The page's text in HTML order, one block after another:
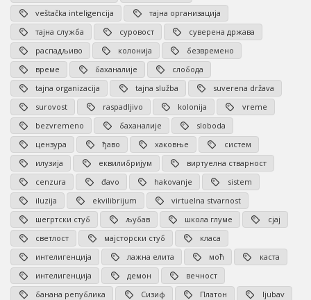
veštačka inteligencija
тајна организација
тајна служба
суровост
суверена држава
распадљиво
колонија
безвремено
време
баханалије
слобода
tajna organizacija
tajna služba
suverena država
surovost
raspadljivo kolonija
vreme
bezvremeno
баханалије
sloboda
цензура
ђаво хаковње
систем
илузија
еквилибријум
виртуелна стварност
cenzura
đavo hakovanje
sistem
iluzija
ekvilibrijum
virtuelna stvarnost
шегртски стуб
љубав школа глуме
сјај
светлост
мајсторски стуб
класа
интелигенција
лажна елита моћ
каста
интелигенција
демон
вечност
банана република
Сизиф Платон
ljubav